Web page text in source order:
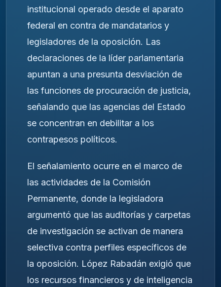
institucional operado desde el aparato
federal en contra de mandatarios y
legisladores de la oposición. Las
declaraciones de la líder parlamentaria
apuntan a una presunta desviación de
las funciones de procuración de justicia,
señalando que las agencias del Estado
se concentran en debilitar a los
contrapesos políticos.
El señalamiento ocurre en el marco de
las actividades de la Comisión
Permanente, donde la legisladora
argumentó que las auditorías y carpetas
de investigación se activan de manera
selectiva contra perfiles específicos de
la oposición. López Rabadán exigió que
los recursos financieros y de inteligencia